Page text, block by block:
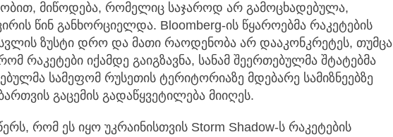
მიწოდება, რომელიც საჯაროდ არ გამოცხადებულა,
წინ განხორციელდა. Bloomberg-ის წყაროებმა რაკეტების
ზუსტი დრო და მათი რაოდენობა არ დააკონკრეტეს, თუმცა
რაკეტები იქამდე გაიგზავნა, სანამ შეერთებულმა შტატებმა
სამეფომ რუსეთის ტერიტორიაზე მდებარე სამიზნეებზე
გაცემის გადაწყვეტილება მიიღეს.
რომ ეს იყო უკრაინისთვის Storm Shadow-ს რაკეტების